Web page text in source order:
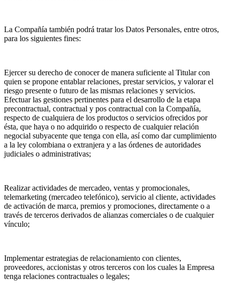
La Compañía también podrá tratar los Datos Personales, entre otros,
para los siguientes fines:
Ejercer su derecho de conocer de manera suficiente al Titular con
quien se propone entablar relaciones, prestar servicios, y valorar el
riesgo presente o futuro de las mismas relaciones y servicios.
Efectuar las gestiones pertinentes para el desarrollo de la etapa
precontractual, contractual y pos contractual con la Compañía,
respecto de cualquiera de los productos o servicios ofrecidos por
ésta, que haya o no adquirido o respecto de cualquier relación
negocial subyacente que tenga con ella, así como dar cumplimiento
a la ley colombiana o extranjera y a las órdenes de autoridades
judiciales o administrativas;
Realizar actividades de mercadeo, ventas y promocionales,
telemarketing (mercadeo telefónico), servicio al cliente, actividades
de activación de marca, premios y promociones, directamente o a
través de terceros derivados de alianzas comerciales o de cualquier
vínculo;
Implementar estrategias de relacionamiento con clientes,
proveedores, accionistas y otros terceros con los cuales la Empresa
tenga relaciones contractuales o legales;